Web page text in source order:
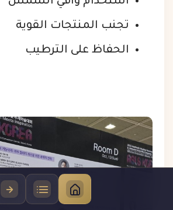
تجنب المنتجات القوية
الحفاظ على الترطيب